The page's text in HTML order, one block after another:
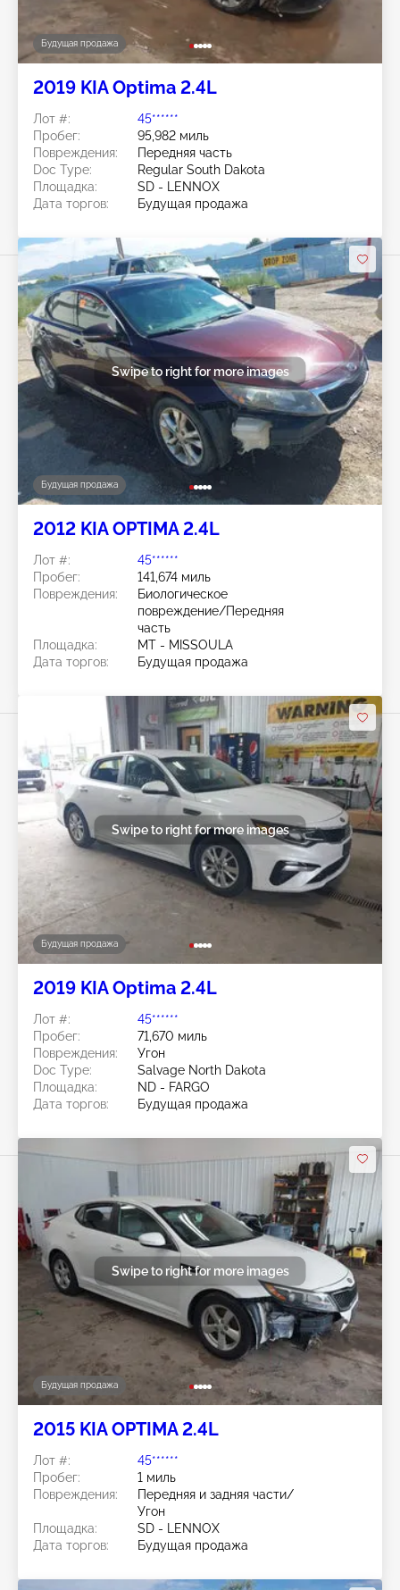
Будущая продажа
2019 KIA Optima 2.4L
Лот #:
45******
Пробег:
95,982 миль
Повреждения:
Передняя часть
Doc Type:
Regular South Dakota
Площадка:
SD - LENNOX
Дата торгов:
Будущая продажа
Будущая продажа
Swipe to right for more images
2012 KIA OPTIMA 2.4L
Лот #:
45******
Пробег:
141,674 миль
Повреждения:
Биологическое
повреждение/Передняя
часть
Площадка:
MT - MISSOULA
Дата торгов:
Будущая продажа
Будущая продажа
Swipe to right for more images
2019 KIA Optima 2.4L
Лот #:
45******
Пробег:
71,670 миль
Повреждения:
Угон
Doc Type:
Salvage North Dakota
Площадка:
ND - FARGO
Дата торгов:
Будущая продажа
Будущая продажа
Swipe to right for more images
2015 KIA OPTIMA 2.4L
Лот #:
45******
Пробег:
1 миль
Повреждения:
Передняя и задняя части/
Угон
Площадка:
SD - LENNOX
Дата торгов:
Будущая продажа